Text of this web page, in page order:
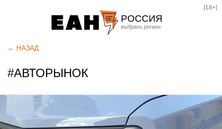
РОССИЯ
Оренбург
[18+]
← НАЗАД
#АВТОРЫНОК